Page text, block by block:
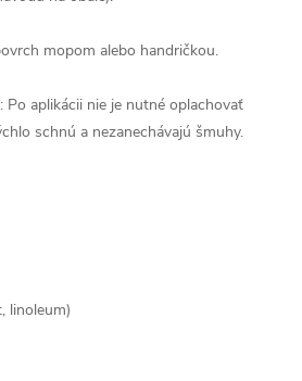
mopom alebo handričkou.
Po aplikácii nie je nutné oplachovať
schnú a nezanechávajú šmuhy.
linoleum)